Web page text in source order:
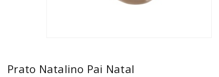
Prato Natalino Pai Natal